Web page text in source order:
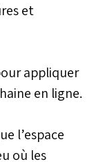
et
appliquer
en ligne.
l’espace
où les